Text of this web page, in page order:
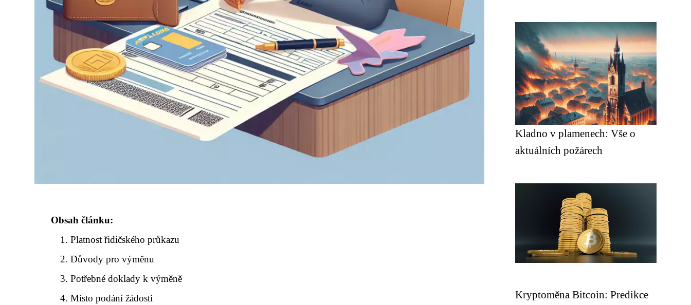
Obsah článku:
Platnost řidičského průkazu
Důvody pro výměnu
Potřebné doklady k výměně
Místo podání žádosti
Kladno v plamenech: Vše o
aktuálních požárech
Kryptoměna Bitcoin: Predikce